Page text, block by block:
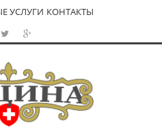
УСЛУГИ КОНТАКТЫ